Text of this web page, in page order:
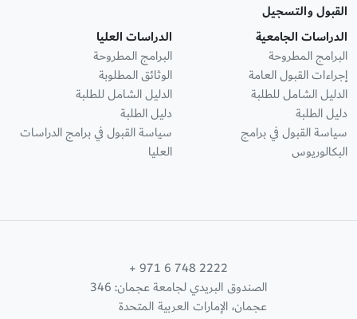
القبول والتسجيل
الدراسات الجامعية
البرامج المطروحة
إجراءات القبول العامة
الدليل الشامل للطلبة
دليل الطلبة
سياسة القبول في برامج
البكالوريوس
الدراسات العليا
البرامج المطروحة
الوثائق المطلوبة
الدليل الشامل للطلبة
دليل الطلبة
سياسة القبول في برامج الدراسات
العليا
+ 971 6 748 2222
الصندوق البريدي لجامعة عجمان: 346
عجمان، الإمارات العربية المتحدة